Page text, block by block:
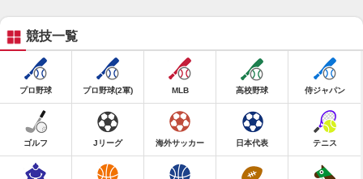
競技一覧
プロ野球 プロ野球(2軍) MLB 高校野球 侍ジャパン
ゴルフ Jリーグ 海外サッカー 日本代表 テニス